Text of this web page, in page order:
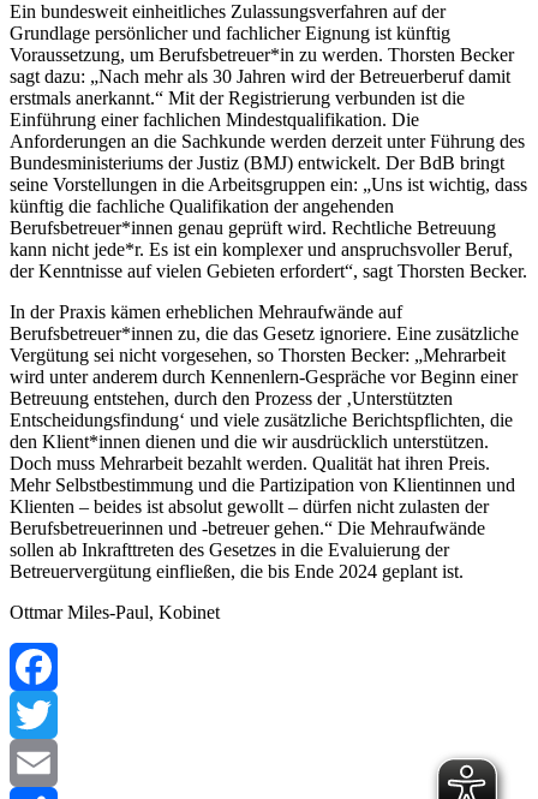
Ein bundesweit einheitliches Zulassungsverfahren auf der
Grundlage persönlicher und fachlicher Eignung ist künftig
Voraussetzung, um Berufsbetreuer*in zu werden. Thorsten Becker
sagt dazu: „Nach mehr als 30 Jahren wird der Betreuerberuf damit
erstmals anerkannt.“ Mit der Registrierung verbunden ist die
Einführung einer fachlichen Mindestqualifikation. Die
Anforderungen an die Sachkunde werden derzeit unter Führung des
Bundesministeriums der Justiz (BMJ) entwickelt. Der BdB bringt
seine Vorstellungen in die Arbeitsgruppen ein: „Uns ist wichtig, dass
künftig die fachliche Qualifikation der angehenden
Berufsbetreuer*innen genau geprüft wird. Rechtliche Betreuung
kann nicht jede*r. Es ist ein komplexer und anspruchsvoller Beruf,
der Kenntnisse auf vielen Gebieten erfordert“, sagt Thorsten Becker.
In der Praxis kämen erheblichen Mehraufwände auf
Berufsbetreuer*innen zu, die das Gesetz ignoriere. Eine zusätzliche
Vergütung sei nicht vorgesehen, so Thorsten Becker: „Mehrarbeit
wird unter anderem durch Kennenlern-Gespräche vor Beginn einer
Betreuung entstehen, durch den Prozess der ‚Unterstützten
Entscheidungsfindung‘ und viele zusätzliche Berichtspflichten, die
den Klient*innen dienen und die wir ausdrücklich unterstützen.
Doch muss Mehrarbeit bezahlt werden. Qualität hat ihren Preis.
Mehr Selbstbestimmung und die Partizipation von Klientinnen und
Klienten – beides ist absolut gewollt – dürfen nicht zulasten der
Berufsbetreuerinnen und -betreuer gehen.“ Die Mehraufwände
sollen ab Inkrafttreten des Gesetzes in die Evaluierung der
Betreuervergütung einfließen, die bis Ende 2024 geplant ist.
Ottmar Miles-Paul, Kobinet
Facebook
Twitter